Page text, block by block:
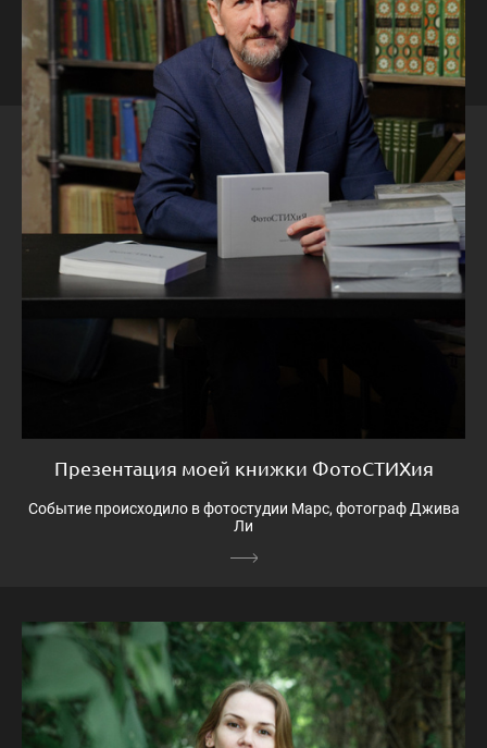
Презентация моей книжки ФотоСТИХия
Событие происходило в фотостудии Марс, фотограф Джива
Ли